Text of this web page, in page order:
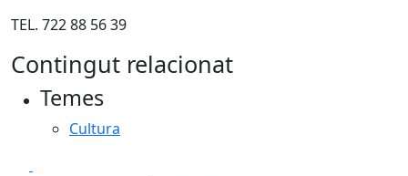
TEL. 722 88 56 39
Contingut relacionat
Temes
Cultura